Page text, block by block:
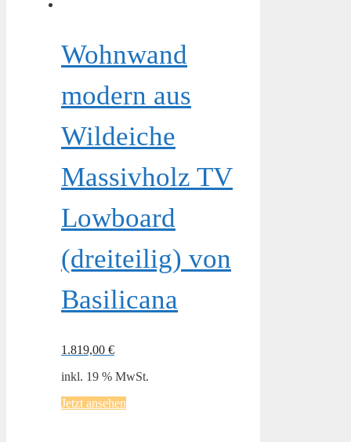
Wohnwand
modern aus
Wildeiche
Massivholz TV
Lowboard
(dreiteilig) von
Basilicana
1.819,00 €
inkl. 19 % MwSt.
Jetzt ansehen